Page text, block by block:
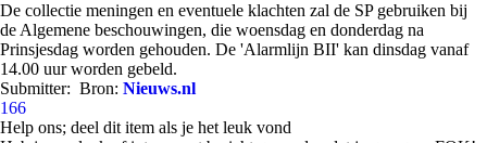
De collectie meningen en eventuele klachten zal de SP gebruiken bij
de Algemene beschouwingen, die woensdag en donderdag na
Prinsjesdag worden gehouden. De 'Alarmlijn BII' kan dinsdag vanaf
14.00 uur worden gebeld.
Submitter: Bron: Nieuws.nl
166
Help ons; deel dit item als je het leuk vond